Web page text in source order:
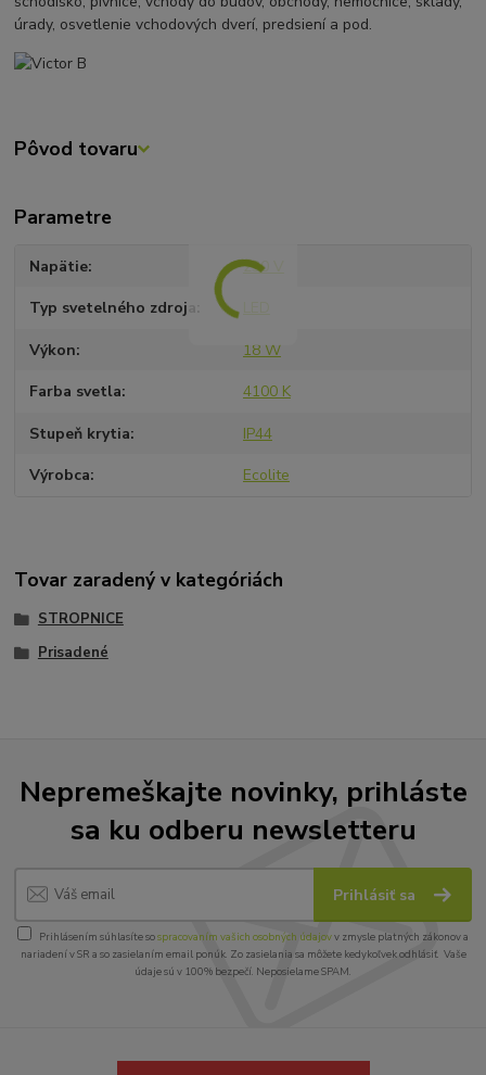
úrady, osvetlenie vchodových dverí, predsiení a pod.
Pôvod tovaru
Parametre
Napätie 230 V
Typ svetelného zdroja
Výkon 18 W
Farba svetla 4100 K
Stupeň krytia IP44
Výrobca Ecolite
Tovar zaradený v kategóriách
STROPNICE
Prisadené
Nepremeškajte novinky, prihláste
sa ku odberu newsletteru
Prihlásiť sa
Prihlásením súhlasíte sospracovaním vašich osobných údajovv zmysle platných zákonov a
nariadení v SR a so zasielaním email ponúk. Zo zasielania sa môžete kedykoľvek odhlásiť. Vaše
údaje sú v 100% bezpečí. Neposielame SPAM.